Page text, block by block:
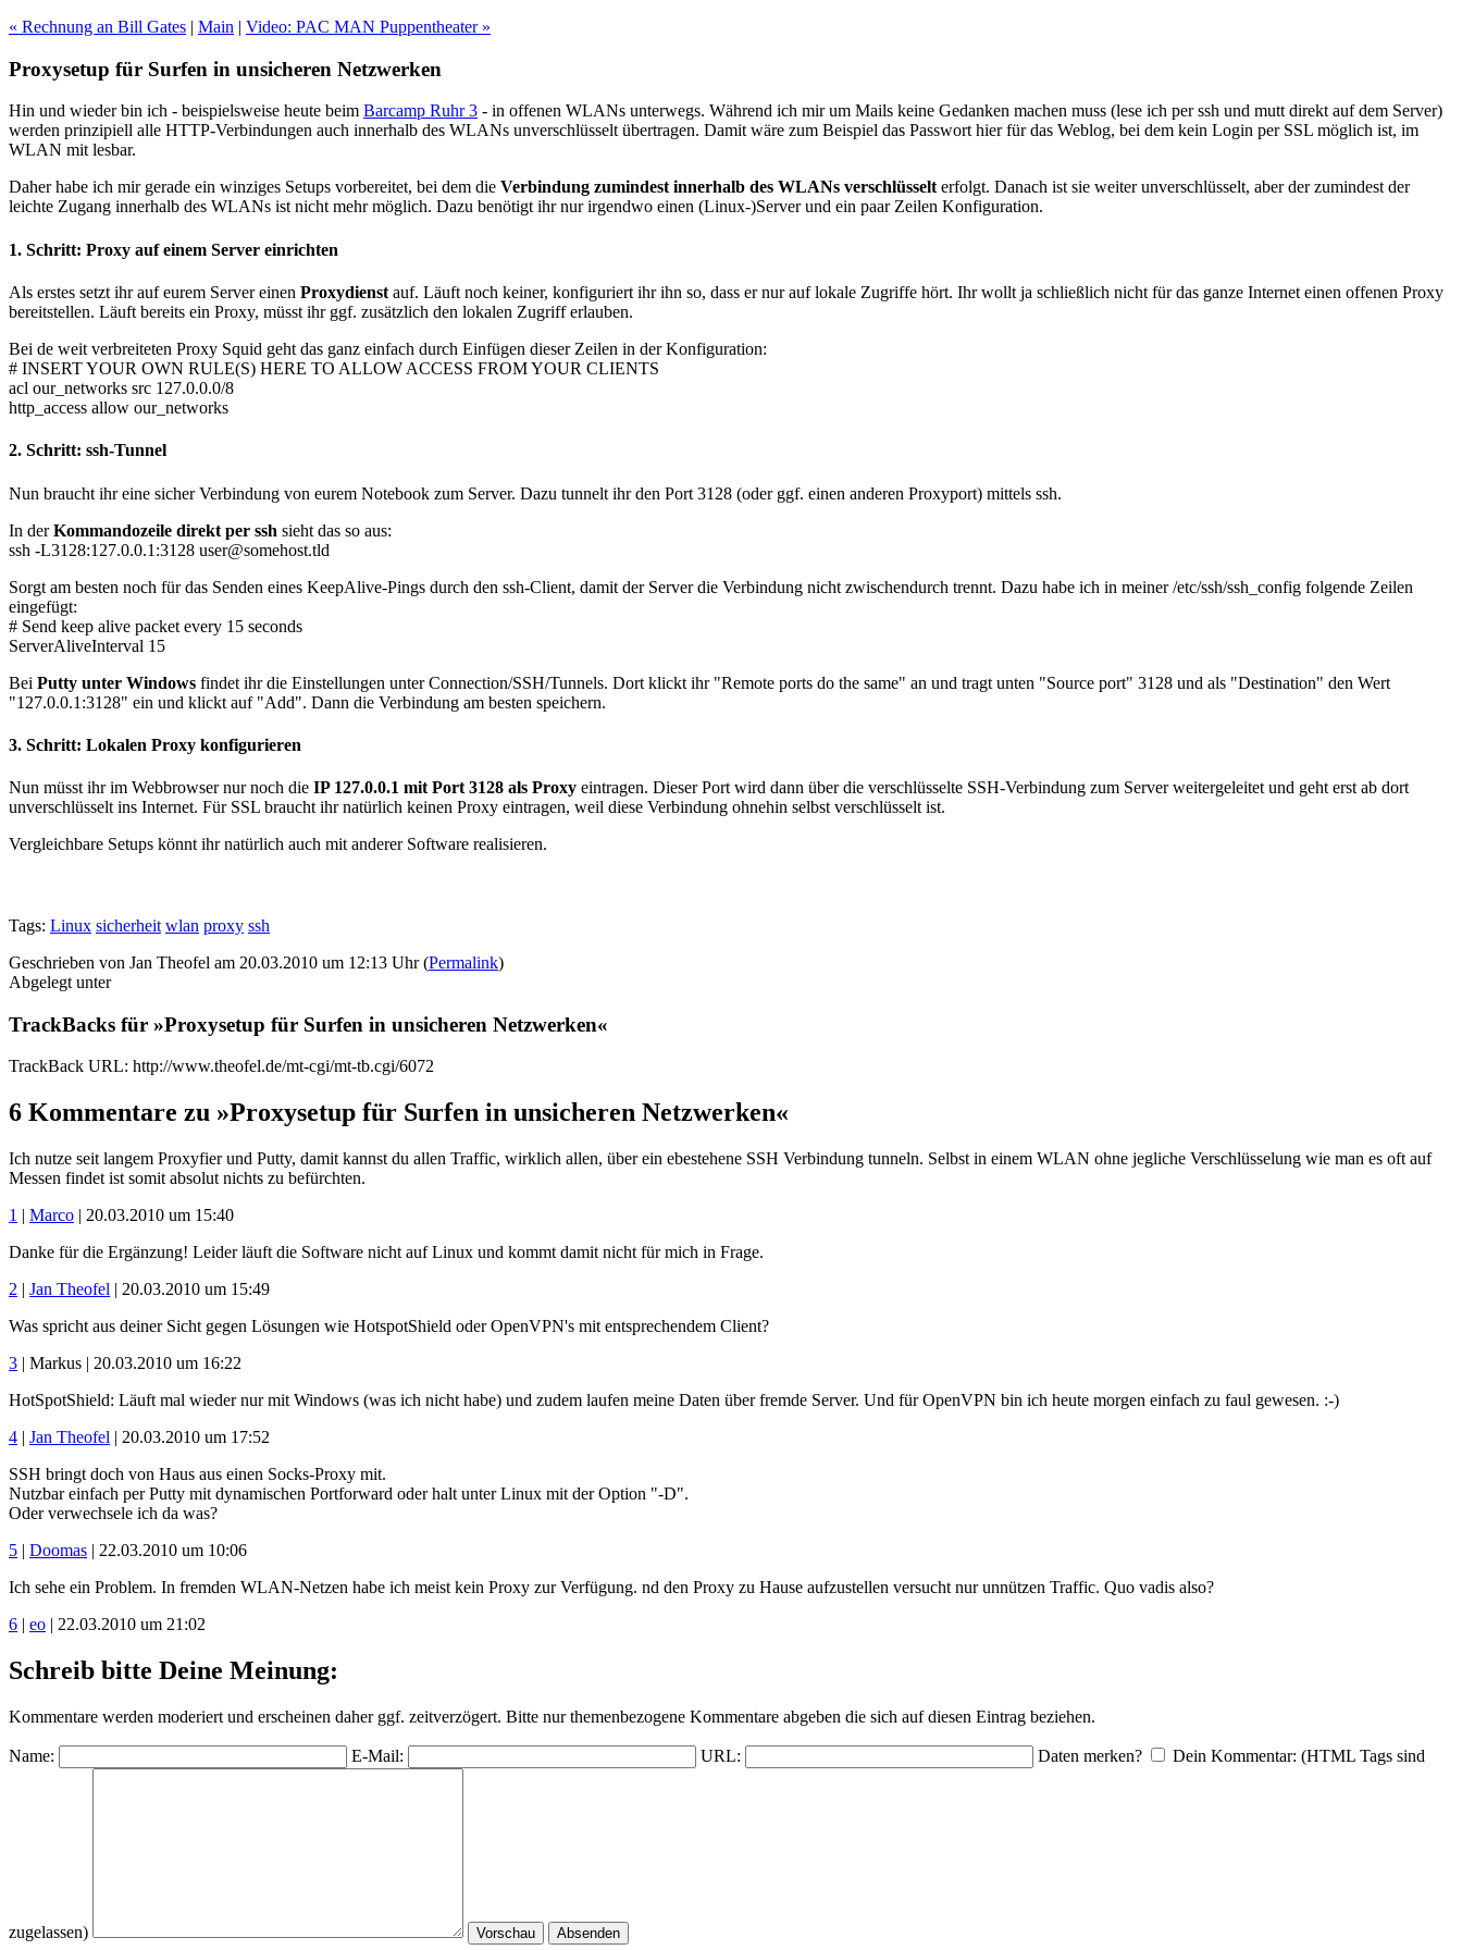
« Rechnung an Bill Gates | Main | Video: PAC MAN Puppentheater »
Proxysetup für Surfen in unsicheren Netzwerken
Hin und wieder bin ich - beispielsweise heute beim Barcamp Ruhr 3 - in offenen WLANs unterwegs. Während ich mir um Mails keine Gedanken machen muss (lese ich per ssh und mutt direkt auf dem Server)
werden prinzipiell alle HTTP-Verbindungen auch innerhalb des WLANs unverschlüsselt übertragen. Damit wäre zum Beispiel das Passwort hier für das Weblog, bei dem kein Login per SSL möglich ist, im
WLAN mit lesbar.
Daher habe ich mir gerade ein winziges Setups vorbereitet, bei dem die Verbindung zumindest innerhalb des WLANs verschlüsselterfolgt. Danach ist sie weiter unverschlüsselt, aber der zumindest der
leichte Zugang innerhalb des WLANs ist nicht mehr möglich. Dazu benötigt ihr nur irgendwo einen (Linux-)Server und ein paar Zeilen Konfiguration.
1. Schritt: Proxy auf einem Server einrichten
Als erstes setzt ihr auf eurem Server einen Proxydienst auf. Läuft noch keiner, konfiguriert ihr ihn so, dass er nur auf lokale Zugriffe hört. Ihr wollt ja schließlich nicht für das ganze Internet einen offenen Proxy
bereitstellen. Läuft bereits ein Proxy, müsst ihr ggf. zusätzlich den lokalen Zugriff erlauben.
Bei de weit verbreiteten Proxy Squid geht das ganz einfach durch Einfügen dieser Zeilen in der Konfiguration:
# INSERT YOUR OWN RULE(S) HERE TO ALLOW ACCESS FROM YOUR CLIENTS
acl our_networks src 127.0.0.0/8
http_access allow our_networks
2. Schritt: ssh-Tunnel
Nun braucht ihr eine sicher Verbindung von eurem Notebook zum Server. Dazu tunnelt ihr den Port 3128 (oder ggf. einen anderen Proxyport) mittels ssh.
In derKommandozeile direkt per ssh sieht das so aus:
ssh -L3128:127.0.0.1:3128 user@somehost.tld
Sorgt am besten noch für das Senden eines KeepAlive-Pings durch den ssh-Client, damit der Server die Verbindung nicht zwischendurch trennt. Dazu habe ich in meiner /etc/ssh/ssh_config folgende Zeilen
eingefügt:
# Send keep alive packet every 15 seconds
ServerAliveInterval 15
Bei Putty unter Windows findet ihr die Einstellungen unter Connection/SSH/Tunnels. Dort klickt ihr "Remote ports do the same" an und tragt unten "Source port" 3128 und als "Destination" den Wert
"127.0.0.1:3128" ein und klickt auf "Add". Dann die Verbindung am besten speichern.
3. Schritt: Lokalen Proxy konfigurieren
Nun müsst ihr im Webbrowser nur noch die IP 127.0.0.1 mit Port 3128 als Proxy eintragen. Dieser Port wird dann über die verschlüsselte SSH-Verbindung zum Server weitergeleitet und geht erst ab dort
unverschlüsselt ins Internet. Für SSL braucht ihr natürlich keinen Proxy eintragen, weil diese Verbindung ohnehin selbst verschlüsselt ist.
Vergleichbare Setups könnt ihr natürlich auch mit anderer Software realisieren.
Tags: Linux sicherheit wlan proxy ssh
Geschrieben von Jan Theofel am 20.03.2010 um 12:13 Uhr (Permalink)
Abgelegt unter
TrackBacks für »Proxysetup für Surfen in unsicheren Netzwerken«
TrackBack URL: http://www.theofel.de/mt-cgi/mt-tb.cgi/6072
6 Kommentare zu »Proxysetup für Surfen in unsicheren Netzwerken«
Ich nutze seit langem Proxyfier und Putty, damit kannst du allen Traffic, wirklich allen, über ein ebestehene SSH Verbindung tunneln. Selbst in einem WLAN ohne jegliche Verschlüsselung wie man es oft auf
Messen findet ist somit absolut nichts zu befürchten.
1 | Marco | 20.03.2010 um 15:40
Danke für die Ergänzung! Leider läuft die Software nicht auf Linux und kommt damit nicht für mich in Frage.
2 | Jan Theofel | 20.03.2010 um 15:49
Was spricht aus deiner Sicht gegen Lösungen wie HotspotShield oder OpenVPN's mit entsprechendem Client?
3 | Markus | 20.03.2010 um 16:22
HotSpotShield: Läuft mal wieder nur mit Windows (was ich nicht habe) und zudem laufen meine Daten über fremde Server. Und für OpenVPN bin ich heute morgen einfach zu faul gewesen. :-)
4 | Jan Theofel | 20.03.2010 um 17:52
SSH bringt doch von Haus aus einen Socks-Proxy mit.
Nutzbar einfach per Putty mit dynamischen Portforward oder halt unter Linux mit der Option "-D".
Oder verwechsele ich da was?
5 | Doomas | 22.03.2010 um 10:06
Ich sehe ein Problem. In fremden WLAN-Netzen habe ich meist kein Proxy zur Verfügung. nd den Proxy zu Hause aufzustellen versucht nur unnützen Traffic. Quo vadis also?
6 | eo | 22.03.2010 um 21:02
Schreib bitte Deine Meinung:
Kommentare werden moderiert und erscheinen daher ggf. zeitverzögert. Bitte nur themenbezogene Kommentare abgeben die sich auf diesen Eintrag beziehen.
Name: E-Mail: URL: Daten merken? Dein Kommentar: (HTML Tags sind
zugelassen)